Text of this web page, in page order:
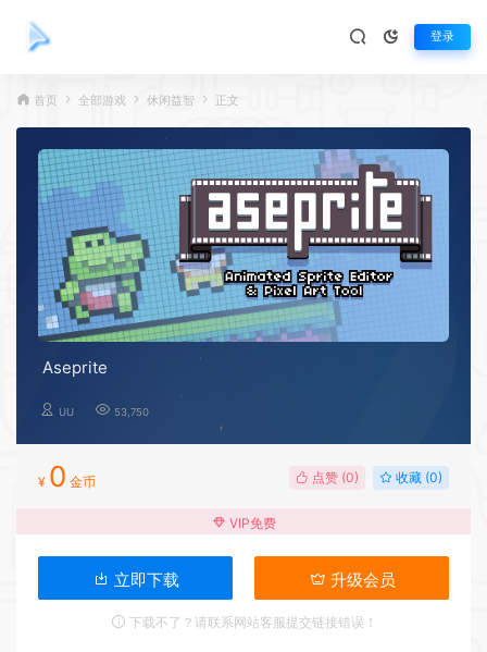
登录
首页 全部游戏 休闲益智 正文
Aseprite
UU 53,750
¥ 0 金币 点赞 (0) 收藏 (0)
VIP免费
立即下载 升级会员
下载不了？请联系网站客服提交链接错误！